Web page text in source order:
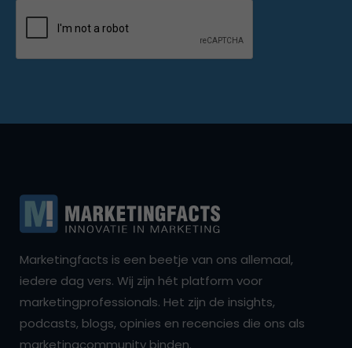
Marketingfacts is een beetje van ons allemaal,
iedere dag vers. Wij zijn hét platform voor
marketingprofessionals. Het zijn de insights,
podcasts, blogs, opinies en recencies die ons als
marketingcommunity binden.